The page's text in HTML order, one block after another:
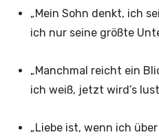
„Mein Sohn denkt, ich
ich nur seine größte
„Manchmal reicht ein
ich weiß, jetzt wird’s
„Liebe ist, wenn ich